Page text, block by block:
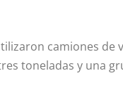
camiones
toneladas y una